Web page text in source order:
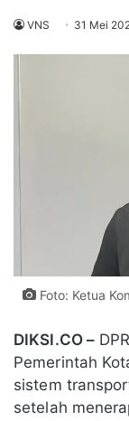
VNS 31 Mei
Foto: Ketua
DIKSI.CO –
Pemerintah
sistem
setelah